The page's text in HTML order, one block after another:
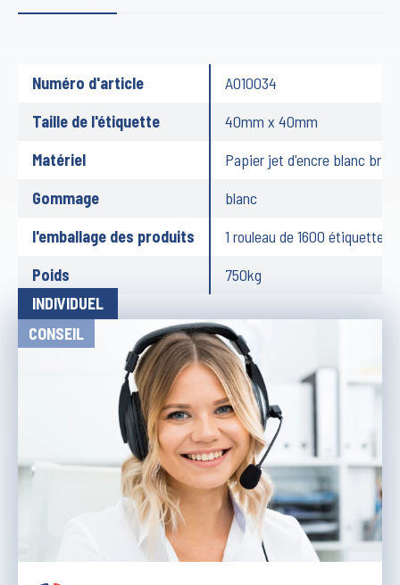
Numéro d'article
A010034
Taille de l'étiquette
40mm x 40mm
Matériel
Papier jet d'encre blanc
Gommage
blanc
l'emballage des produits
1 rouleau de 1600 étiquettes
Poids
750kg
INDIVIDUEL
CONSEIL